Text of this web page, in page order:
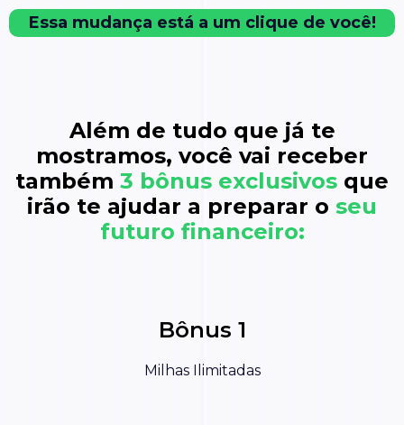
Essa mudança está a um clique de você!
Além de tudo que já te
mostramos, você vai receber
também 3 bônus exclusivos que
irão te ajudar a preparar o seu
futuro financeiro:
Bônus 1
Milhas Ilimitadas